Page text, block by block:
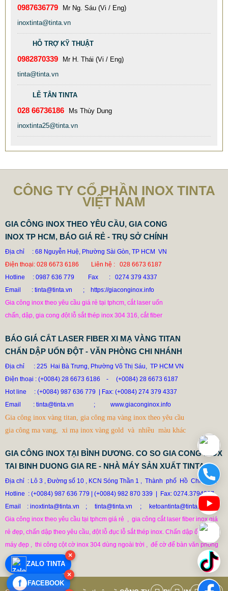
×
ZALO TINTA
×
f FACEBOOK
TINTA XƯỞNG GIA CÔNG BỒN CÔNG NGHIỆP INOX 304
DÙ AI NÓI NGÃ NẰM NGHIÊNG, NGƯỜI MUA VẪN CỨ
ĐẶT BỒN TINTA
78.999 VNĐ79.999 VNĐ
SP: XUONG GIA CONG BON CONG NGHIEP INOX TINTA
0987636779
Mr Ng. Sáu (Vi / Eng)
inoxtinta@tinta.vn
HỖ TRỢ KỸ THUẬT
0982870339
Mr H. Thái (Vi / Eng)
tinta@tinta.vn
LỄ TÂN TINTA
028 66736186
Ms Thùy Dung
inoxtinta25@tinta.vn
CÔNG TY CỔ PHẦN INOX TINTA
VIỆT NAM
GIA CÔNG INOX THEO YÊU CẦU, GIA CONG
INOX TP HCM, BÁO GIÁ RẺ - TRỤ SỞ CHÍNH
Địa chỉ : 68 Nguyễn Huệ, Phường Sài Gòn, TP HCM VN
Điện thoại: 028 6673 6186 Liên hệ : 028 6673 6187
Hotline
: 0987 636 779 Fax : 0274 379 4337
Email : tinta@tinta.vn ; https://giaconginox.info
Gia công inox theo yêu cầu giá rẻ tại tphcm, cắt laser uốn
chấn, dập, gia cong đột lỗ sắt thép inox 304 316, cắt fiber
BÁO GIÁ CẮT LASER FIBER XI MẠ VÀNG TITAN
CHẤN DẬP UỐN ĐỘT - VĂN PHÒNG CHI NHÁNH
Địa chỉ : 225 Hai Bà Trưng, Phường Võ Thị Sáu, TP HCM VN
Điện thoại : (+0084) 28 6673 6186
-
(+0084) 28 6673 6187
Hot line
: (+0084) 987 636 779 | Fax: (+0084) 274 379 4337
Email
: tinta@tinta.vn ; www.giaconginox.info
Gia công inox vàng titan, gia công mạ vàng inox theo yêu cầu
gia công ma vang, xi mạ inox vàng gold và nhiều màu khác
GIA CÔNG INOX TẠI BÌNH DƯƠNG. CO SO GIA CONG INOX
TAI BINH DUONG GIA RE - NHÀ MÁY SẢN XUẤT TINTA
Địa chỉ  : Lô 3 , Đường số 10 , KCN Sóng Thần 1
Thành  phố  Hồ  Chí  Mình
Hotline : (+0084) 987 636 779
(+0084) 982 870 339  |  Fax: 0274.3794337
Email    : inoxtinta@tinta.vn    ;
tinta@tinta.vn     ;     ketoantinta@tinta.vn
Gia công inox theo yêu cầu tại tphcm giá rẻ  ,  gia công cắt laser fiber inox giá
rẻ đẹp, chấn dập theo yêu cầu, đột lỗ đục lỗ sắt thép inox. Chấn dập ốp thang
máy đẹp ,  thi công cột cờ inox 304 dùng ngoài trời ,  đế cờ để bàn văn phòng